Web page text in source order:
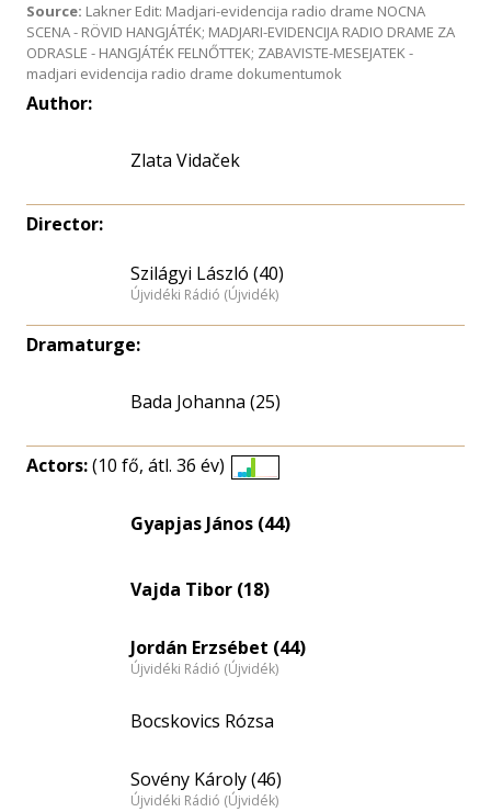
Source: Lakner Edit: Madjari-evidencija radio drame NOCNA
SCENA - RÖVID HANGJÁTÉK; MADJARI-EVIDENCIJA RADIO DRAME ZA
ODRASLE - HANGJÁTÉK FELNŐTTEK; ZABAVISTE-MESEJATEK -
madjari evidencija radio drame dokumentumok
Author:
Zlata Vidaček
Director:
Szilágyi László (40)
Újvidéki Rádió (Újvidék)
Dramaturge:
Bada Johanna (25)
Actors:(10 fő, átl. 36 év)
eloszlás
Gyapjas János (44)
Vajda Tibor (18)
Jordán Erzsébet (44)
Újvidéki Rádió (Újvidék)
Bocskovics Rózsa
Sovény Károly (46)
Újvidéki Rádió (Újvidék)